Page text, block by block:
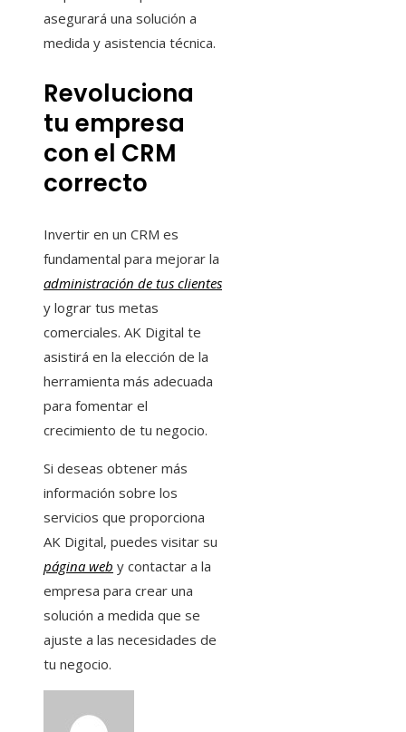
asegurará una solución a
medida y asistencia técnica.
Revoluciona
tu empresa
con el CRM
correcto
Invertir en un CRM es
fundamental para mejorar la
administración de tus clientes
y lograr tus metas
comerciales. AK Digital te
asistirá en la elección de la
herramienta más adecuada
para fomentar el
crecimiento de tu negocio.
Si deseas obtener más
información sobre los
servicios que proporciona
AK Digital, puedes visitar su
página web y contactar a la
empresa para crear una
solución a medida que se
ajuste a las necesidades de
tu negocio.